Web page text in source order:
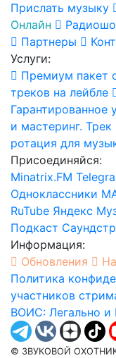
Прислать музыку
Онлайн
Партнеры
Услуги:
Премиум пакет
треков на лейбле
Гарантированное
и мастеринг. Трек
ротация для
Присоединяйся:
Minatrix.FM
Одноклассники
RuTube Яндекс
Подкаст
Информация:
Обновления
Политика
участников
ВОИС: Легально и
© ЗВУКОВОЙ